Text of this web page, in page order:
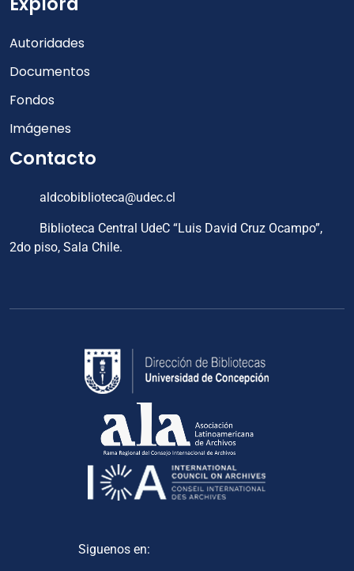
Autoridades
Documentos
Fondos
Imágenes
Contacto
aldcobiblioteca@udec.cl
Biblioteca Central UdeC “Luis David Cruz Ocampo”,
2do piso, Sala Chile.
Siguenos en: